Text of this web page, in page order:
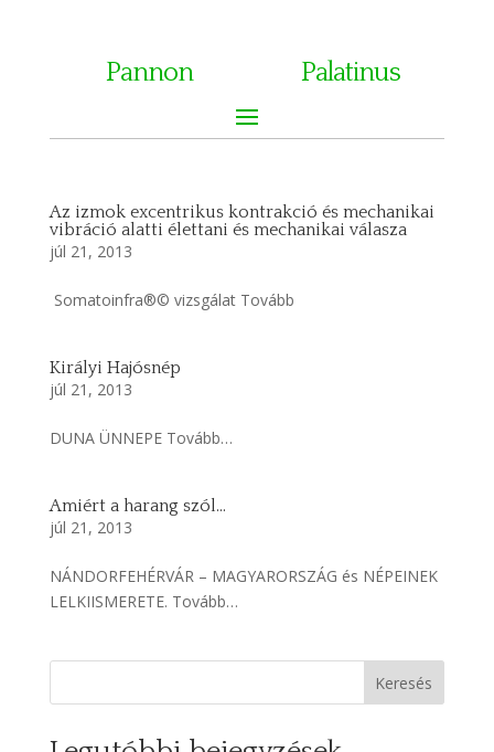
Pannon Palatinus
Az izmok excentrikus kontrakció és mechanikai
vibráció alatti élettani és mechanikai válasza
júl 21, 2013
Somatoinfra®© vizsgálat Tovább
Királyi Hajósnép
júl 21, 2013
DUNA ÜNNEPE Tovább…
Amiért a harang szól…
júl 21, 2013
NÁNDORFEHÉRVÁR – MAGYARORSZÁG és NÉPEINEK
LELKIISMERETE. Tovább…
Keresés